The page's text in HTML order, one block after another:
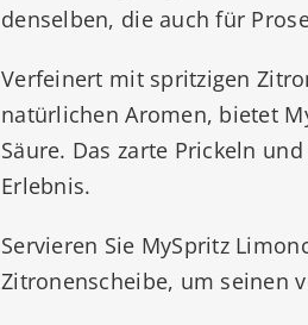
denselben, die auch für
Verfeinert mit spritzigen
natürlichen Aromen, bietet
Säure. Das zarte Prickeln
Erlebnis.
Servieren Sie MySpritz
Zitronenscheibe, um seinen